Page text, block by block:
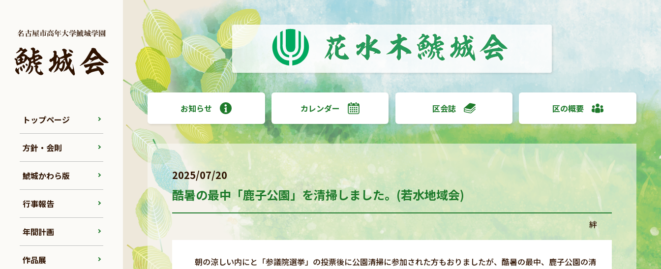
トップページ
方針・会則
鯱城かわら版
行事報告
年間計画
作品展
お知らせ カレンダー 区会誌 区の概要
2025/07/20
酷暑の最中「鹿子公園」を清掃しました。(若水地域会)
絆
朝の涼しい内にと「参議院選挙」の投票後に公園清掃に参加された方もおりましたが、酷暑の最中、鹿子公園の清